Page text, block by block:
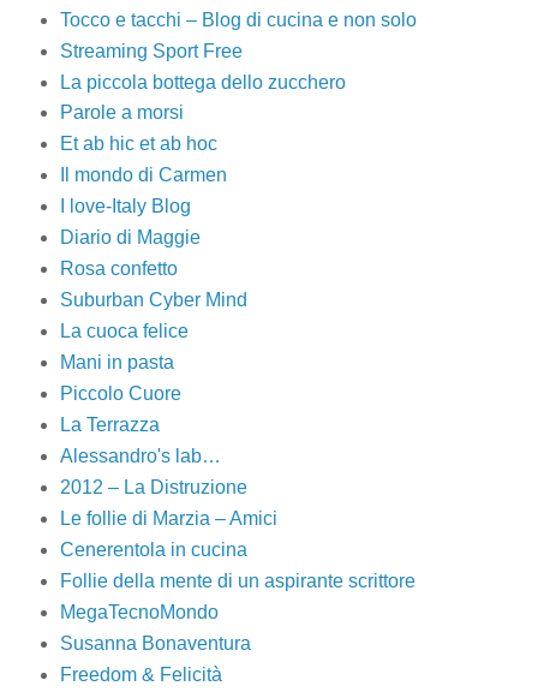
Tocco e tacchi – Blog di cucina e non solo
Streaming Sport Free
La piccola bottega dello zucchero
Parole a morsi
Et ab hic et ab hoc
Il mondo di Carmen
I love-Italy Blog
Diario di Maggie
Rosa confetto
Suburban Cyber Mind
La cuoca felice
Mani in pasta
Piccolo Cuore
La Terrazza
Alessandro's lab…
2012 – La Distruzione
Le follie di Marzia – Amici
Cenerentola in cucina
Follie della mente di un aspirante scrittore
MegaTecnoMondo
Susanna Bonaventura
Freedom & Felicità